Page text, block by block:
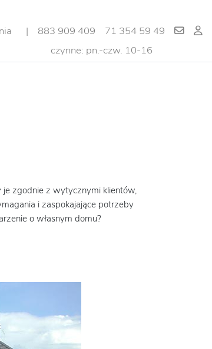
| 883 909 409
71 354 59 49
czynne: pn.-czw. 10-16
zgodnie z wytycznymi klientów,
i zaspokajające potrzeby
o własnym domu?